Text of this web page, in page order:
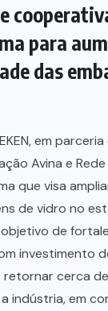
para
das
em
Avina e
que visa
de vidro no
de
investimento
cerca
indústria, em